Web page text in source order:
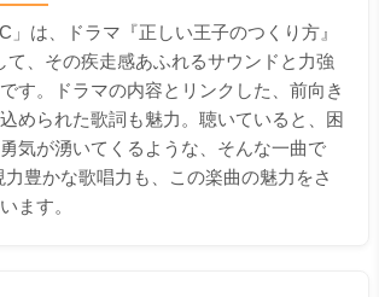
」は、ドラマ『正しい王子のつくり方』
て、その疾走感あふれるサウンドと力強
す。ドラマの内容とリンクした、前向き
められた歌詞も魅力。聴いていると、困
気が湧いてくるような、そんな一曲で
豊かな歌唱力も、この楽曲の魅力をさ
ます。